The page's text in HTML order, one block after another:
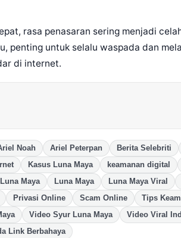
rasa penasaran sering menjadi
penting untuk selalu waspada dan
di internet.
Noah Ariel Peterpan Berita Selebriti
Kasus Luna Maya keamanan digital
Maya Luna Maya Luna Maya Viral
Privasi Online Scam Online Tips
Video Syur Luna Maya Video Viral
Link Berbahaya